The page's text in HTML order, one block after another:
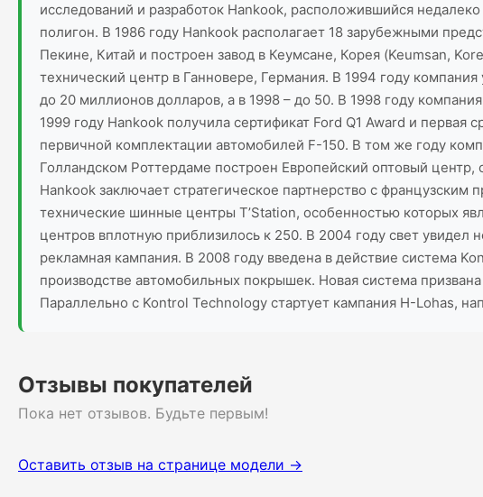
исследований и разработок Hankook, расположившийся
полигон. В 1986 году Hankook располагает 18 зарубежными
Пекине, Китай и построен завод в Кеумсане, Корея (Keumsan,
технический центр в Ганновере, Германия. В 1994 году
до 20 миллионов долларов, а в 1998 – до 50. В 1998 году
1999 году Hankook получила сертификат Ford Q1 Award и
первичной комплектации автомобилей F-150. В том же году
Голландском Роттердаме построен Европейский оптовый
Hankook заключает стратегическое партнерство с
технические шинные центры T’Station, особенностью которых
центров вплотную приблизилось к 250. В 2004 году свет
рекламная кампания. В 2008 году введена в действие система
производстве автомобильных покрышек. Новая система
Параллельно с Kontrol Technology стартует кампания H-Lohas,
Отзывы покупателей
Пока нет отзывов. Будьте первым!
Оставить отзыв на странице модели →